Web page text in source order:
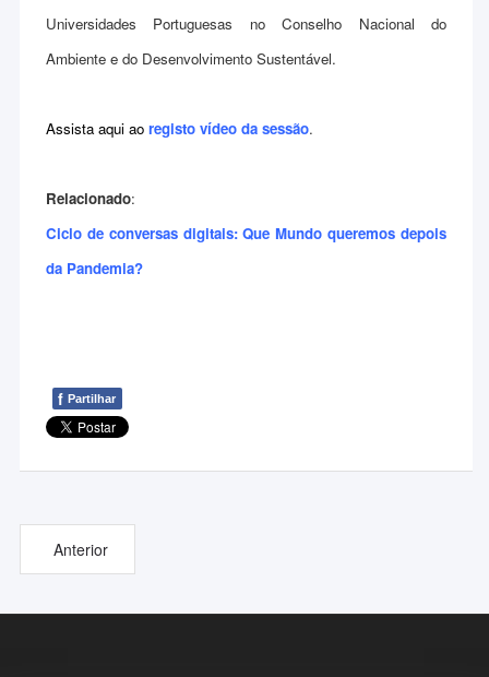
Universidades Portuguesas no Conselho Nacional do
Ambiente e do Desenvolvimento Sustentável.
Assista aqui ao registo vídeo da sessão.
Relacionado:
Ciclo de conversas digitais: Que Mundo queremos depois
da Pandemia?
f Partilhar
Anterior